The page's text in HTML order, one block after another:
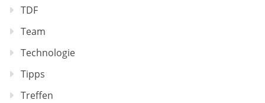
TDF
Team
Technologie
Tipps
Treffen